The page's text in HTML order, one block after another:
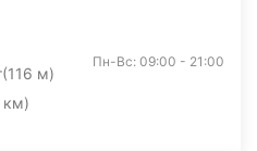
(116 м)
км)
Пн-Вс: 09:00 - 21:00